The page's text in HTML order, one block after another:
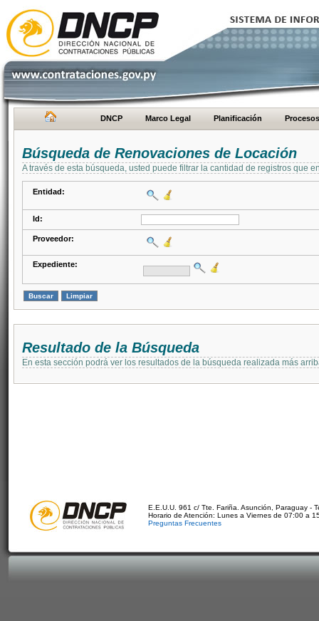
DNCP Marco Legal Planificación Procesos
Búsqueda de Renovaciones de Locación
A través de esta búsqueda, usted puede filtrar la cantidad de registros que
Entidad:
Id:
Proveedor:
Expediente:
Resultado de la Búsqueda
En esta sección podrá ver los resultados de la búsqueda realizada más
E.E.U.U. 961 c/ Tte. Fariña. Asunción, Paraguay -
Horario de Atención: Lunes a Viernes de 07:00 a
Preguntas Frecuentes